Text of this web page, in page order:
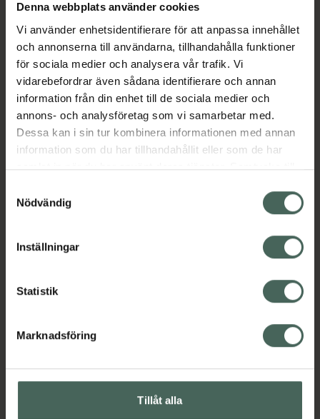
Denna webbplats använder cookies
Vi använder enhetsidentifierare för att anpassa innehållet
och annonserna till användarna, tillhandahålla funktioner
för sociala medier och analysera vår trafik. Vi
vidarebefordrar även sådana identifierare och annan
information från din enhet till de sociala medier och
annons- och analysföretag som vi samarbetar med.
Dessa kan i sin tur kombinera informationen med annan
information som du har tillhandahållit eller som de har
samlat in när du har använt deras tjänster. Samtycke till
återkalla ditt samtycke via webbplatsens
cookieinställningar. Ett återkallat samtycke påverkar inte
lagligheten av behandling som skett innan återkallelsen.
Nödvändig
Inställningar
Statistik
Marknadsföring
Tillåt alla
Aktuella erbjudanden
Beskrivning Dölj
EAN:05703241004848
syd till Lappland i norr, och online i mobilen och på
hjälpa just dig att må lite bättre. Välkommen att prata
med oss.
Kundservice